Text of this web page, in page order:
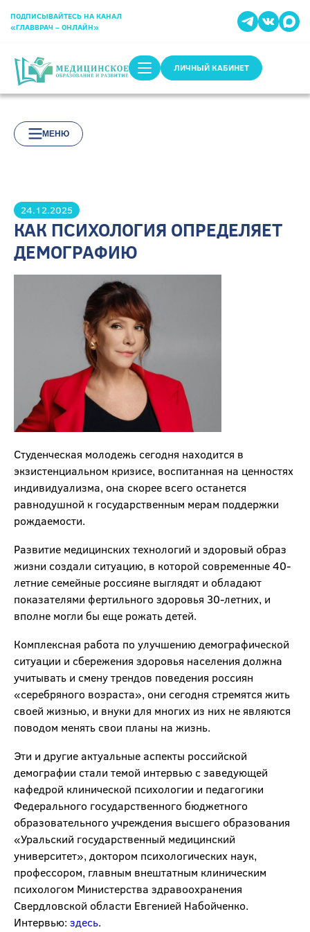
ПОДПИСЫВАЙТЕСЬ НА КАНАЛ
«ГЛАВВРАЧ – ОНЛАЙН»
ЛИЧНЫЙ КАБИНЕТ
МЕНЮ
24.12.2025
КАК ПСИХОЛОГИЯ ОПРЕДЕЛЯЕТ
ДЕМОГРАФИЮ
Студенческая молодежь сегодня находится в
экзистенциальном кризисе, воспитанная на ценностях
индивидуализма, она скорее всего останется
равнодушной к государственным мерам поддержки
рождаемости.
Развитие медицинских технологий и здоровый образ
жизни создали ситуацию, в которой современные 40-
летние семейные россияне выглядят и обладают
показателями фертильного здоровья 30-летних, и
вполне могли бы еще рожать детей.
Комплексная работа по улучшению демографической
ситуации и сбережения здоровья населения должна
учитывать и смену трендов поведения россиян
«серебряного возраста», они сегодня стремятся жить
своей жизнью, и внуки для многих из них не являются
поводом менять свои планы на жизнь.
Эти и другие актуальные аспекты российской
демографии стали темой интервью с заведующей
кафедрой клинической психологии и педагогики
Федерального государственного бюджетного
образовательного учреждения высшего образования
«Уральский государственный медицинский
университет», доктором психологических наук,
профессором, главным внештатным клиническим
психологом Министерства здравоохранения
Свердловской области Евгенией Набойченко.
Интервью: здесь.